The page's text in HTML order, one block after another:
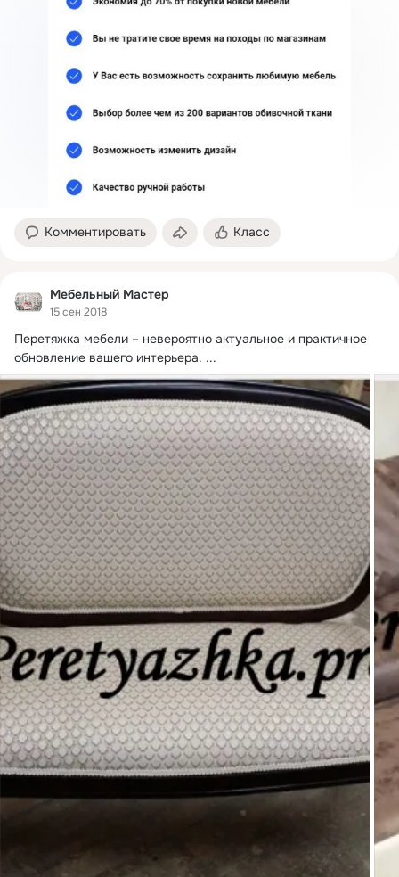
Комментировать Класс
Мебельный Мастер
15 сен 2018
Перетяжка мебели – невероятно актуальное и практичное
обновление вашего интерьера. ...